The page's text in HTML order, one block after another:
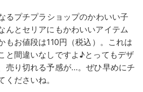
るプチプラショップのかわいい子
んとセリアにもかわいいアイテム
もお値段は110円（税込）。これは
と間違いなしですよ♪とってもデザ
売り切れる予感が…。ぜひ早めにチ
くださいね。